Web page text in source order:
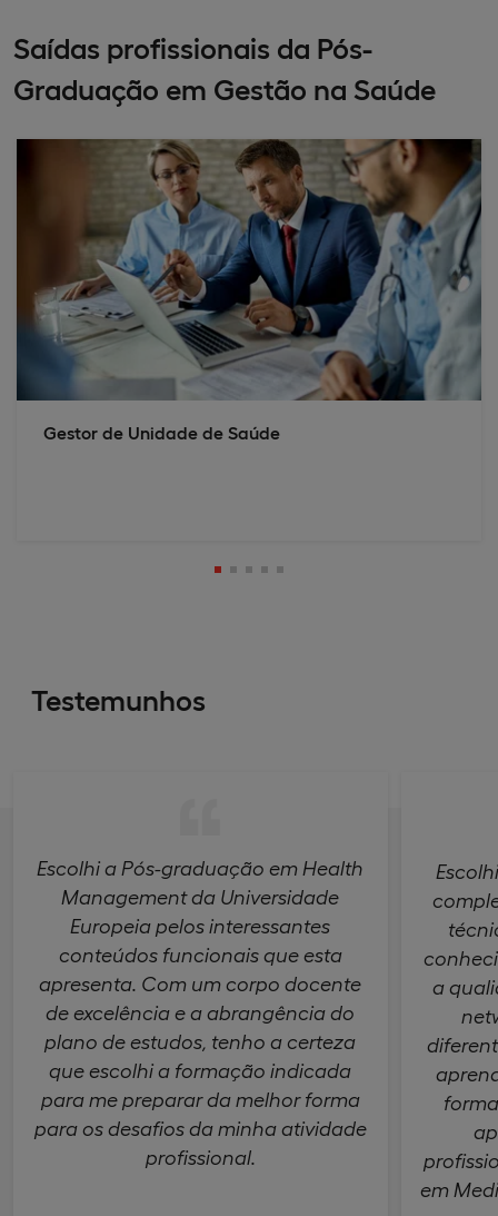
Saídas profissionais da Pós-
Graduação em Gestão na Saúde
Gestor de Unidade de Saúde
Testemunhos
Escolhi a Pós-graduação em Health
Management da Universidade
Europeia pelos interessantes
conteúdos funcionais que esta
apresenta. Com um corpo docente
de excelência e a abrangência do
plano de estudos, tenho a certeza
que escolhi a formação indicada
para me preparar da melhor forma
para os desafios da minha atividade
profissional.
a
em